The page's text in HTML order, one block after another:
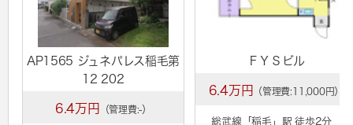
AP1565 ジュネパレス稲毛第
12 202
6.4万円 （管理費:-）
ＦＹＳビル
6.4万円 （管理費:11,000円）
総武線「稲毛 」駅 徒歩2分